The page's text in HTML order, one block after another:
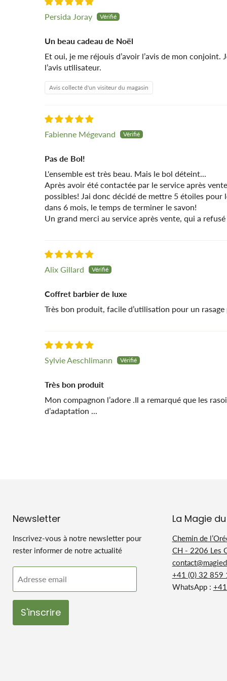
Persida Joray
Un beau cadeau de Noël
Et oui, je me réjouis d’avoir l’avis de mon conjoint.
l’avis utilisateur.
Avis collecté d'un visiteur du magasin
Fabienne Mégevand
Pas de Bol!
L'ensemble est très beau. Mais le bol déteint...
Après avoir été contactée par le service après
possibles! Jai donc décidé de mettre 5 étoiles
dans 6 mois, le temps de terminer le savon!
Un grand merci au service après vente, qui a
Alix Gillard
Coffret barbier de luxe
Très bon produit, facile d’utilisation pour un
Sylvie Aeschlimann
Très bon produit
Mon compagnon l’adore .Il a remarqué que les
d’adaptation ...
Newsletter
Inscrivez-vous à notre newsletter pour
rester informer de notre actualité
Adresse email
S'inscrire
La Magie
Chemin de
CH - 2206 Les
+41 (0) 32 859
WhatsApp :